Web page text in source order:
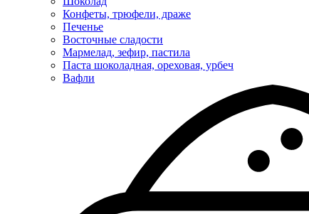
Конфеты, трюфели, драже
Печенье
Восточные сладости
Мармелад, зефир, пастила
Паста шоколадная, ореховая, урбеч
Вафли